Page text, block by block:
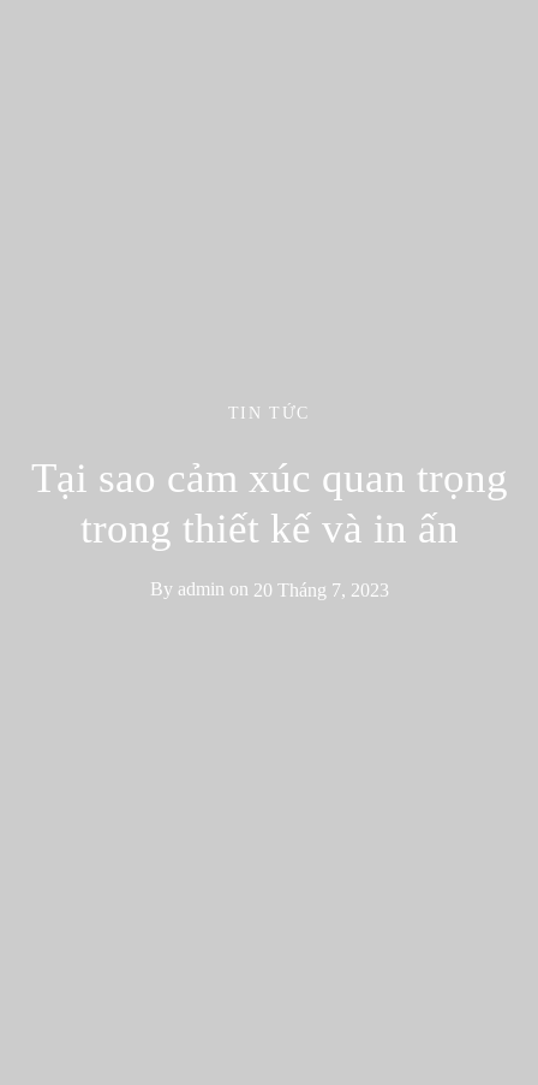
TIN TỨC
Tại sao cảm xúc quan trọng
trong thiết kế và in ấn
By admin on 20 Tháng 7, 2023